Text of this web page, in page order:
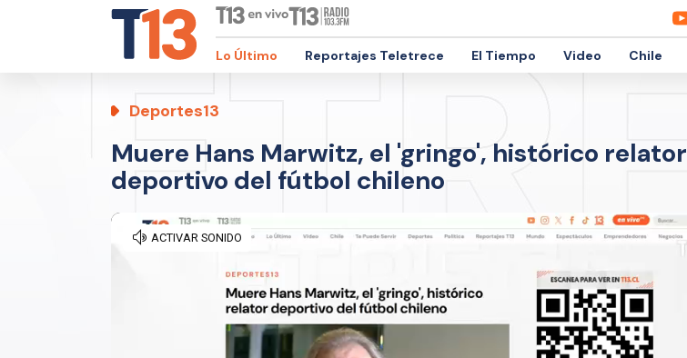
Lo Último Reportajes Teletrece El Tiempo Video Chile
Deportes13
Muere Hans Marwitz, el 'gringo', histórico relator
deportivo del fútbol chileno